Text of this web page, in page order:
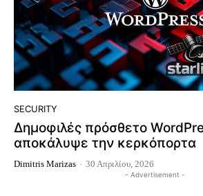
SECURITY
Δημοφιλές πρόσθετο
αποκάλυψε την κερκόπορτα
Dimitris Marizas - 30 Απριλίου, 2026
- Advertisement -